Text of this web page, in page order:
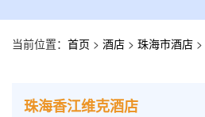
当前位置： 首页 > 酒店 > 珠海市酒店 >
珠海香江维克酒店